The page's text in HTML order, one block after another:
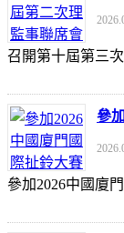
召開第十屆第三
參
參加2026中國廈